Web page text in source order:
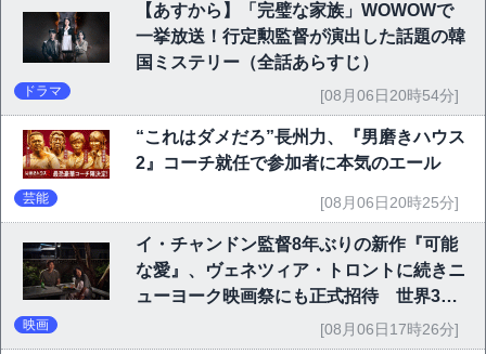
【あすから】「完璧な家族」WOWOWで
一挙放送！行定勲監督が演出した話題の韓
国ミステリー（全話あらすじ）
ドラマ [08月06日20時54分]
“これはダメだろ”長州力、『男磨きハウス
2』コーチ就任で参加者に本気のエール
芸能 [08月06日20時25分]
イ・チャンドン監督8年ぶりの新作『可能
な愛』、ヴェネツィア・トロントに続きニ
ューヨーク映画祭にも正式招待 世界3大
映画祭で快挙｜Netflix映画
映画 [08月06日17時26分]